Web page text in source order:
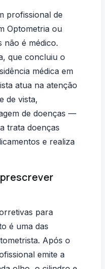
profissional de
Optometria ou
não é médico.
que concluiu o
médica em
atua na atenção
de vista,
de doenças —
trata doenças
e realiza
para
é uma das
Após o
emite a